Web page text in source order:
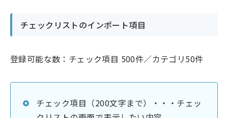
チェックリストのインポート項目
登録可能な数：チェック項目 500件／カテゴリ50件
チェック項目（200文字まで）・・・チェッ